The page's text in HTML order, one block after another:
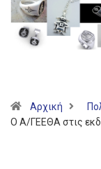
Αρχική
Ο Α/ΓΕΕΘΑ στις